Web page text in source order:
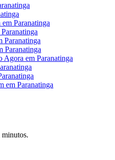
em Paranatinga
Paranatinga
Paranatinga
Paranatinga
Agora em Paranatinga
em Paranatinga
minutos.